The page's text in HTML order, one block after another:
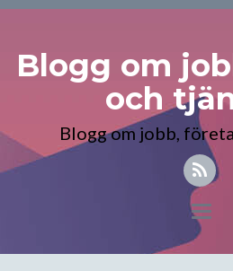
Blogg om
och
Blogg om jobb,